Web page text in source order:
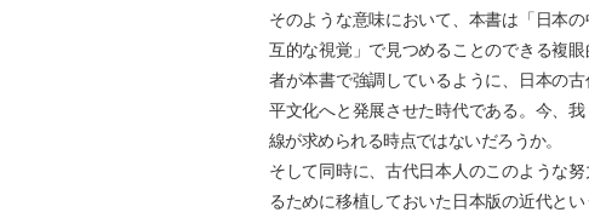
そのような意味において、本書は「日本
互的な視覚」で見つめることのできる複
者が本書で強調しているように、日本の
平文化へと発展させた時代である。今、
線が求められる時点ではないだろうか。
そして同時に、古代日本人のこのような
るために移植しておいた日本版の近代と